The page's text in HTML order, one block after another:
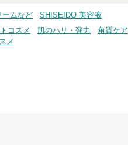
ームなど
SHISEIDO 美容液
コスメ 肌のハリ・弾力 角質ケア
メ